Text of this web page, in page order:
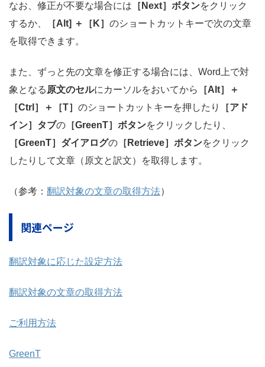
なお、修正が不要な場合には ［Next］ボタンをクリック
するか、
［Alt] ＋［K］ のショートカットキーで次の文章
を取得できます。
また、ずっと先の文章を修正する場合には、Word上で対
象となる原文のセルにカーソルをおいてから
［Alt］＋
［Ctrl］＋［T］ のショートカットキーを押したり
［アド
イン］タブの ［GreenT］ボタンをクリックしたり、
［GreenT］ダイアログの ［Retrieve］ボタンをクリック
したりして文章（原文と訳文）を取得します。
（参考： 翻訳対象の文章の取得方法）
関連ページ
翻訳対象に応じた設定方法
翻訳対象の文章の取得方法
ご利用方法
GreenT